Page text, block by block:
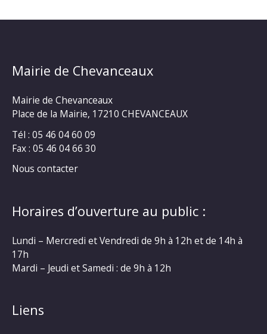
Mairie de Chevanceaux
Mairie de Chevanceaux
Place de la Mairie, 17210 CHEVANCEAUX
Tél : 05 46 04 60 09
Fax : 05 46 04 66 30
Nous contacter
Horaires d’ouverture au public :
Lundi – Mercredi et Vendredi de 9h à 12h et de 14h à
17h
Mardi – Jeudi et Samedi : de 9h à 12h
Liens